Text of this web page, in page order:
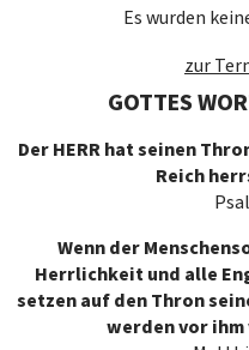
Es wurden
zur
GOTTES
Der HERR hat seinen
Reich
Wenn der
Herrlichkeit und alle
setzen auf den Thron
werden vor